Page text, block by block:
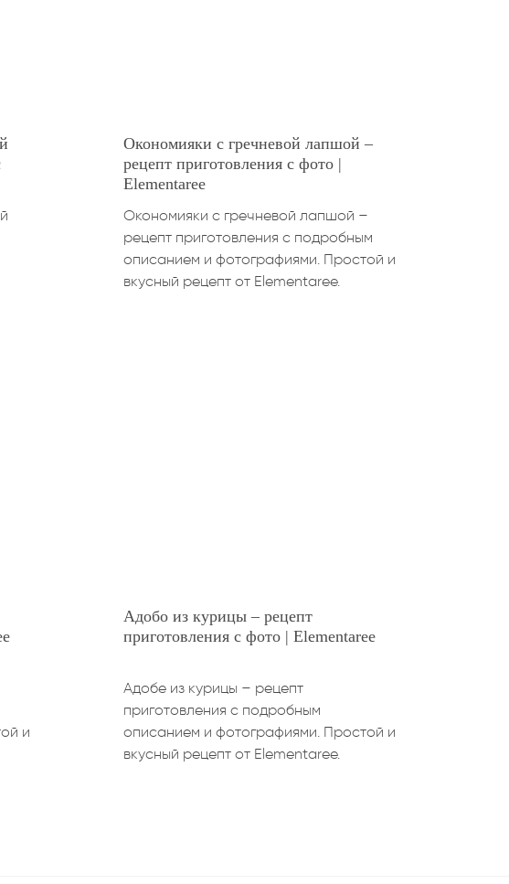
Окономияки с гречневой лапшой –
рецепт приготовления с фото |
Elementaree
Окономияки с гречневой лапшой –
рецепт приготовления с подробным
описанием и фотографиями. Простой и
вкусный рецепт от Elementaree.
и
Адобо из курицы – рецепт
приготовления с фото | Elementaree
Адобе из курицы – рецепт
приготовления с подробным
описанием и фотографиями. Простой и
вкусный рецепт от Elementaree.